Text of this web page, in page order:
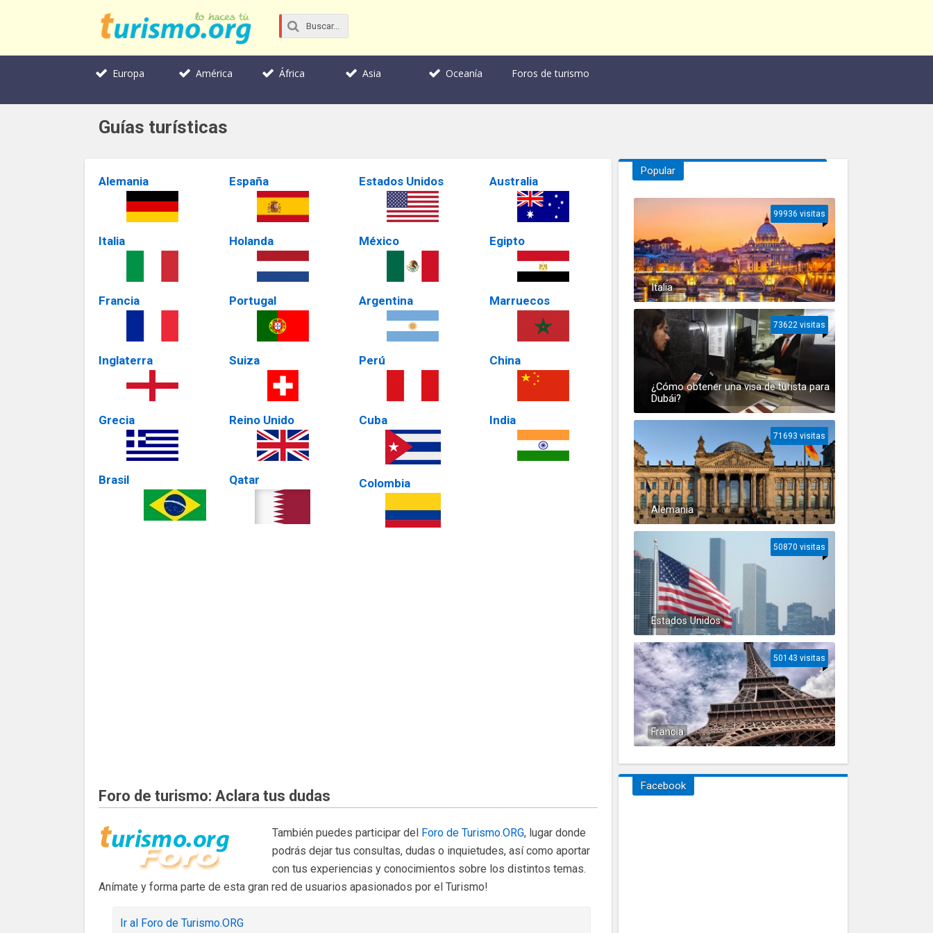
Europa América África Asia Oceanía Foros de turismo
Guías turísticas
Alemania
Italia
Francia
Inglaterra
Grecia
Brasil
España
Holanda
Portugal
Suiza
Reino Unido
Qatar
Estados Unidos
México
Argentina
Perú
Cuba
Colombia
Australia
Egipto
Marruecos
China
India
Foro de turismo: Aclara tus dudas
También puedes participar del Foro de Turismo.ORG, lugar donde
podrás dejar tus consultas, dudas o inquietudes, así como aportar
con tus experiencias y conocimientos sobre los distintos temas.
Anímate y forma parte de esta gran red de usuarios apasionados por el Turismo!
Ir al Foro de Turismo.ORG
Popular
Italia
99936 visitas
¿Cómo obtener una visa de turista para
Dubái?
73622 visitas
Alemania
71693 visitas
Estados Unidos
50870 visitas
Francia
50143 visitas
Facebook